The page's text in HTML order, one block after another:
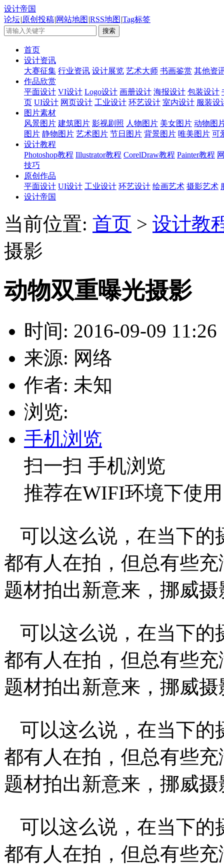
设计帝国
论坛|原创投稿|网站地图 |RSS地图 |Tag标签
首页
设计资讯
大赛征集 行业资讯 设计展览 艺术大师 书画鉴赏 其他资
作品欣赏
平面设计 VI设计 Logo设计 画册设计 海报设计 包装设计
页 UI设计 网页设计 工业设计 环艺设计 室内设计 服装设
图片素材
风景图片 建筑图片 影视剧照 人物图片 美女图片 动物图
图片 静物图片 艺术图片 节日图片 背景图片 唯美图片 可
设计教程
Photoshop教程 Illustrator教程 CorelDraw教程 Painter教程
技巧
原创作品
平面设计 UI设计 工业设计 环艺设计 绘画艺术 摄影艺术
设计帝国
当前位置: 首页 > 设计教
摄影
动物双重曝光摄影
时间: 2016-09-09 11:26
来源: 网络
作者: 未知
浏览:
手机浏览
扫一扫 手机浏览
推荐在WIFI环境下使用
可以这么说，在当下的
都有人在拍，但总有些
题材拍出新意来，挪威
可以这么说，在当下的
都有人在拍，但总有些
题材拍出新意来，挪威
可以这么说，在当下的
都有人在拍，但总有些
题材拍出新意来，挪威
可以这么说，在当下的
都有人在拍，但总有些